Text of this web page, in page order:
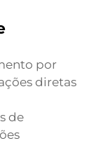
por
diretas
de